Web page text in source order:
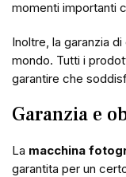
momenti importanti
Inoltre, la garanzia
mondo. Tutti i
garantire che
Garanzia e
La macchina
garantita per un